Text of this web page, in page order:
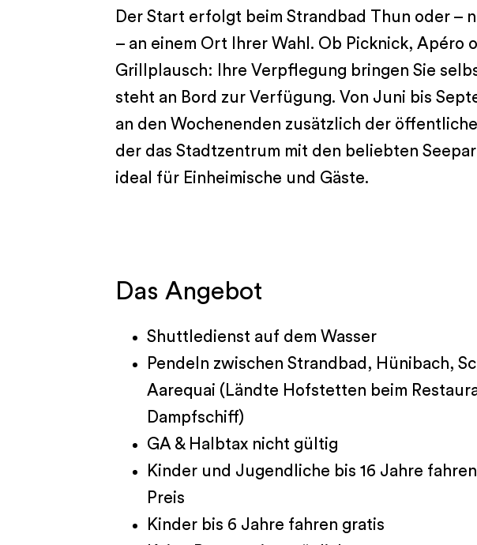
Der Start erfolgt beim Strandbad Thun oder –
– an einem Ort Ihrer Wahl. Ob Picknick, Apéro
Grillplausch: Ihre Verpflegung bringen Sie
steht an Bord zur Verfügung. Von Juni bis
an den Wochenenden zusätzlich der
der das Stadtzentrum mit den beliebten
ideal für Einheimische und Gäste.
Das Angebot
Shuttledienst auf dem Wasser
Pendeln zwischen Strandbad, Hünibach,
Aarequai (Ländte Hofstetten beim
Dampfschiff)
GA & Halbtax nicht gültig
Kinder und Jugendliche bis 16 Jahre
Preis
Kinder bis 6 Jahre fahren gratis